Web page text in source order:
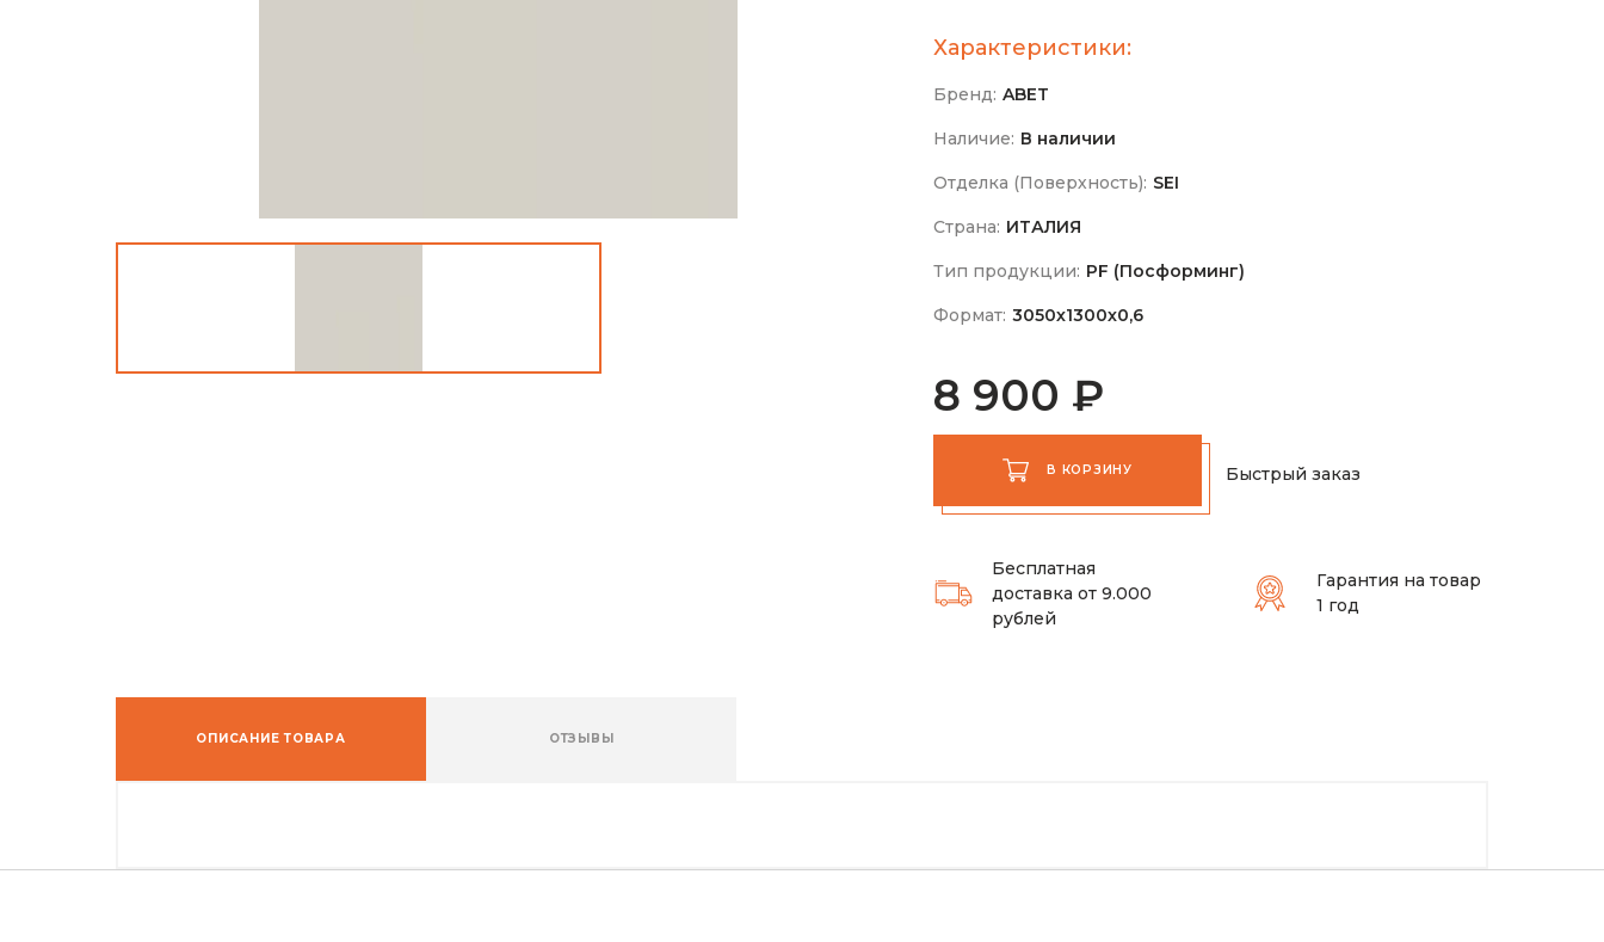
Характеристики:
Бренд: ABET
Наличие: В наличии
Отделка (Поверхность): SEI
Страна: ИТАЛИЯ
Тип продукции: PF (Посформинг)
Формат: 3050х1300х0,6
8 900 ₽
В КОРЗИНУ Быстрый заказ
Бесплатная
доставка от 9.000
рублей
Гарантия на товар
1 год
ОПИСАНИЕ ТОВАРА ОТЗЫВЫ